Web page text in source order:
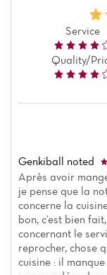
Service
Quality/
Genkiball noted
Après avoir
je pense que la
concerne la
bon, c'est bien
concernant le
reprocher, chose
cuisine : il